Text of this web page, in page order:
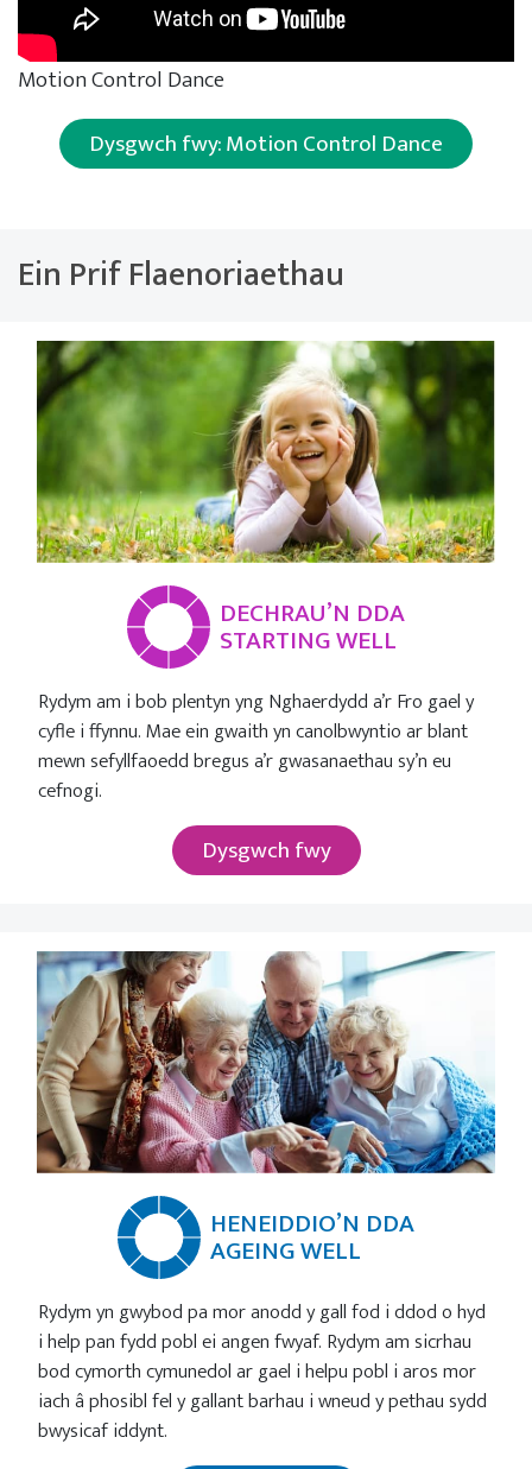
Motion Control Dance
Dysgwch fwy: Motion Control Dance
Ein Prif Flaenoriaethau
DECHRAU’N DDA
STARTING WELL
Rydym am i bob plentyn yng Nghaerdydd a’r Fro gael y
cyfle i ffynnu. Mae ein gwaith yn canolbwyntio ar blant
mewn sefyllfaoedd bregus a’r gwasanaethau sy’n eu
cefnogi.
Dysgwch fwy
HENEIDDIO’N DDA
AGEING WELL
Rydym yn gwybod pa mor anodd y gall fod i ddod o hyd
i help pan fydd pobl ei angen fwyaf. Rydym am sicrhau
bod cymorth cymunedol ar gael i helpu pobl i aros mor
iach â phosibl fel y gallant barhau i wneud y pethau sydd
bwysicaf iddynt.